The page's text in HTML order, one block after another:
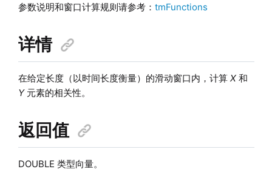
参数说明和窗口计算规则请参考： tmFunctions
详情
在给定长度（以时间长度衡量）的滑动窗口内，计算 X和
Y元素的相关性。
返回值
DOUBLE 类型向量。